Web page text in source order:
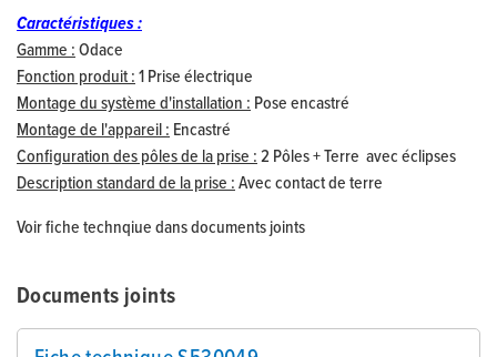
Caractéristiques :
Gamme :Odace
Fonction produit :1 Prise électrique
Montage du système d'installation : Pose encastré
Montage de l'appareil : Encastré
Configuration des pôles de la prise :2 Pôles + Terre avec éclipses
Description standard de la prise :Avec contact de terre
Voir fiche technqiue dans documents joints
Documents joints